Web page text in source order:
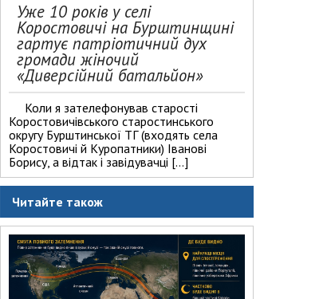
Уже 10 років у селі
Коростовичі на Бурштинщині
гартує патріотичний дух
громади жіночий
«Диверсійний батальйон»
Коли я зателефонував старості
Коростовичівського старостинського
округу Бурштинської ТГ (входять села
Коростовичі й Куропатники) Іванові
Борису, а відтак і завідувачці […]
Читайте також